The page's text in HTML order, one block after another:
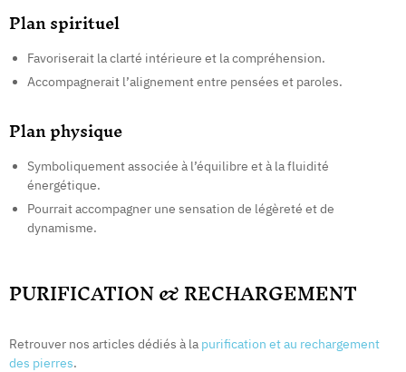
Plan spirituel
Favoriserait la clarté intérieure et la compréhension.
Accompagnerait l’alignement entre pensées et paroles.
Plan physique
Symboliquement associée à l’équilibre et à la fluidité
énergétique.
Pourrait accompagner une sensation de légèreté et de
dynamisme.
PURIFICATION & RECHARGEMENT
Retrouver nos articles dédiés à la purification et au rechargement
des pierres.